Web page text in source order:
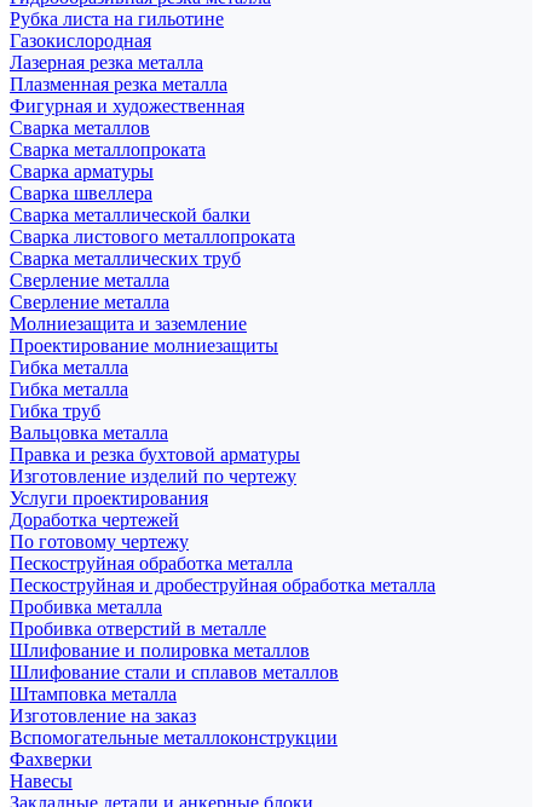
Рубка листа на гильотине
Газокислородная
Лазерная резка металла
Плазменная резка металла
Фигурная и художественная
Сварка металлов
Сварка металлопроката
Сварка арматуры
Сварка швеллера
Сварка металлической балки
Сварка листового металлопроката
Сварка металлических труб
Сверление металла
Сверление металла
Молниезащита и заземление
Проектирование молниезащиты
Гибка металла
Гибка металла
Гибка труб
Вальцовка металла
Правка и резка бухтовой арматуры
Изготовление изделий по чертежу
Услуги проектирования
Доработка чертежей
По готовому чертежу
Пескоструйная обработка металла
Пескоструйная и дробеструйная обработка металла
Пробивка металла
Пробивка отверстий в металле
Шлифование и полировка металлов
Шлифование стали и сплавов металлов
Штамповка металла
Изготовление на заказ
Вспомогательные металлоконструкции
Фахверки
Навесы
Закладные детали и анкерные блоки